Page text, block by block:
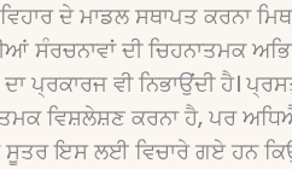
ਦੇ ਮਾਡਲ ਸਥਾਪਤ ਕਰਨਾ
ਸੰਰਚਨਾਵਾਂ ਦੀ ਚਿਹਨਾਤਮਕ
ਦਾ ਪ੍ਰਕਾਰਜ ਵੀ ਨਿਭਾਉਂਦੀ ਹੈ।
ਵਿਸ਼ਲੇਸ਼ਣ ਕਰਨਾ ਹੈ, ਪਰ
ਸੂਤਰ ਇਸ ਲਈ ਵਿਚਾਰੇ ਗਏ ਹਨ